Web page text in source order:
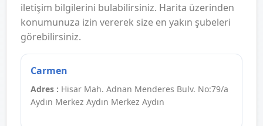
iletişim bilgilerini bulabilirsiniz. Harita üzerinden
konumunuza izin vererek size en yakın şubeleri
görebilirsiniz.
Carmen
Adres : Hisar Mah. Adnan Menderes Bulv. No:79/a
Aydın Merkez Aydın Merkez Aydın